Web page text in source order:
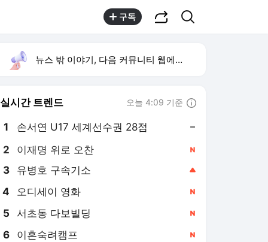
구독
뉴스 밖 이야기, 다음 커뮤니티 웹에서 보기
실시간 트렌드 오늘 4:09 기준
1 손서연 U17 세계선수권 28점
2 이재명 위로 오찬
3 유병호 구속기소
4 오디세이 영화
5 서초동 다보빌딩
6 이혼숙려캠프